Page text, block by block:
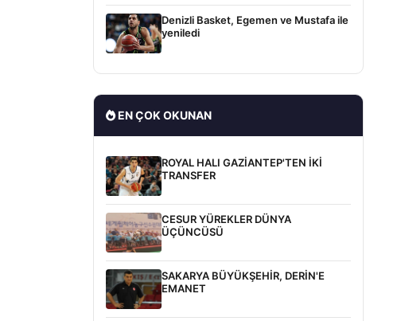
Denizli Basket, Egemen ve Mustafa ile
yeniledi
EN ÇOK OKUNAN
ROYAL HALI GAZİANTEP'TEN İKİ
TRANSFER
CESUR YÜREKLER DÜNYA
ÜÇÜNCÜSÜ
SAKARYA BÜYÜKŞEHİR, DERİN'E
EMANET